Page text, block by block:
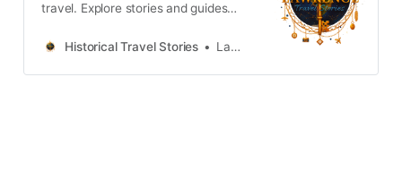
travel. Explore stories and guides
Taiwan, more destinations like the
Historical Travel Stories Lawrence